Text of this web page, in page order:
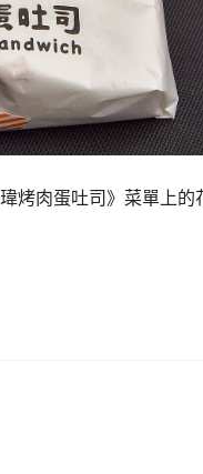
烤肉蛋吐司》菜單上的